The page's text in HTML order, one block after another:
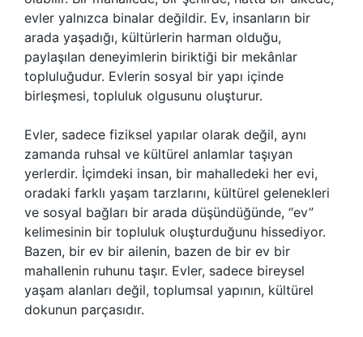
evler yalnızca binalar değildir. Ev, insanların bir
arada yaşadığı, kültürlerin harman olduğu,
paylaşılan deneyimlerin biriktiği bir mekânlar
topluluğudur. Evlerin sosyal bir yapı içinde
birleşmesi, topluluk olgusunu oluşturur.
Evler, sadece fiziksel yapılar olarak değil, aynı
zamanda ruhsal ve kültürel anlamlar taşıyan
yerlerdir. İçimdeki insan, bir mahalledeki her evi,
oradaki farklı yaşam tarzlarını, kültürel gelenekleri
ve sosyal bağları bir arada düşündüğünde, “ev”
kelimesinin bir topluluk oluşturduğunu hissediyor.
Bazen, bir ev bir ailenin, bazen de bir ev bir
mahallenin ruhunu taşır. Evler, sadece bireysel
yaşam alanları değil, toplumsal yapının, kültürel
dokunun parçasıdır.